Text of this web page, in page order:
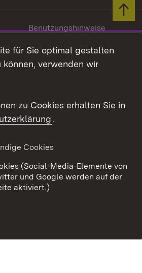
Benutzungshinweise
Cookies
für Sie optimal gestalten
können, verwenden wir
zu Cookies erhalten Sie in
.
Cookies
(Social-Media-Elemente von
und Google werden auf der
aktiviert.)